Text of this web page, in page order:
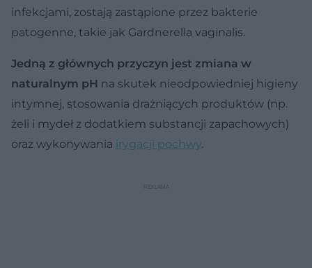
infekcjami, zostają zastąpione przez bakterie
patogenne, takie jak Gardnerella vaginalis.
Jedną z głównych przyczyn jest zmiana w
naturalnym pH na skutek nieodpowiedniej higieny
intymnej, stosowania drażniących produktów (np.
żeli i mydeł z dodatkiem substancji zapachowych)
oraz wykonywania irygacji pochwy.